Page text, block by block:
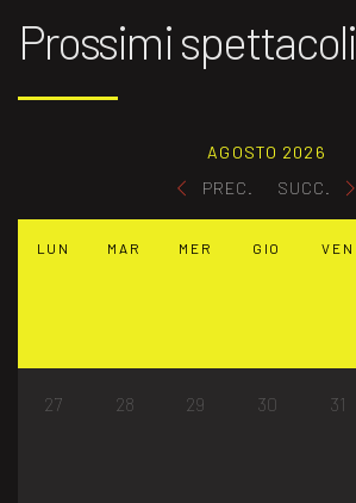
Prossimi spettacoli
PREC.
AGOSTO 2026
SUCC.
LUN MAR MER GIO VEN
27 28 29 30 31